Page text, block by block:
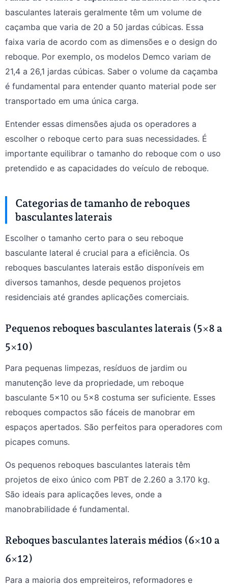
basculantes laterais geralmente têm um volume de
caçamba que varia de 20 a 50 jardas cúbicas. Essa
faixa varia de acordo com as dimensões e o design do
reboque. Por exemplo, os modelos Demco variam de
21,4 a 26,1 jardas cúbicas. Saber o volume da caçamba
é fundamental para entender quanto material pode ser
transportado em uma única carga.
Entender essas dimensões ajuda os operadores a
escolher o reboque certo para suas necessidades. É
importante equilibrar o tamanho do reboque com o uso
pretendido e as capacidades do veículo de reboque.
Categorias de tamanho de reboques
basculantes laterais
Escolher o tamanho certo para o seu reboque
basculante lateral é crucial para a eficiência. Os
reboques basculantes laterais estão disponíveis em
diversos tamanhos, desde pequenos projetos
residenciais até grandes aplicações comerciais.
Pequenos reboques basculantes laterais (5×8 a
5×10)
Para pequenas limpezas, resíduos de jardim ou
manutenção leve da propriedade, um reboque
basculante 5×10 ou 5×8 costuma ser suficiente. Esses
reboques compactos são fáceis de manobrar em
espaços apertados. São perfeitos para operadores com
picapes comuns.
Os pequenos reboques basculantes laterais têm
projetos de eixo único com PBT de 2.260 a 3.170 kg.
São ideais para aplicações leves, onde a
manobrabilidade é fundamental.
Reboques basculantes laterais médios (6×10 a
6×12)
Para a maioria dos empreiteiros, reformadores e